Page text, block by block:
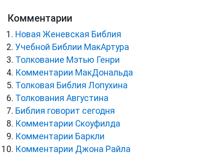
Комментарии
Новая Женевская Библия
Учебной Библии МакАртура
Толкование Мэтью Генри
Комментарии МакДональда
Толковая Библия Лопухина
Толкования Августина
Библия говорит сегодня
Комментарии Скоуфилда
Комментарии Баркли
Комментарии Джона Райла